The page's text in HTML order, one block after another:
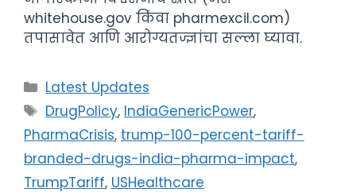
whitehouse.gov किंवा pharmexcil.com)
तपासावेत आणि आरोग्यतज्ज्ञांचा सल्ला घ्यावा.
Categories
Latest Updates
Tags
DrugPolicy, IndiaGenericPower,
PharmaCrisis, trump-100-percent-tariff-
branded-drugs-india-pharma-impact,
TrumpTariff, USHealthcare